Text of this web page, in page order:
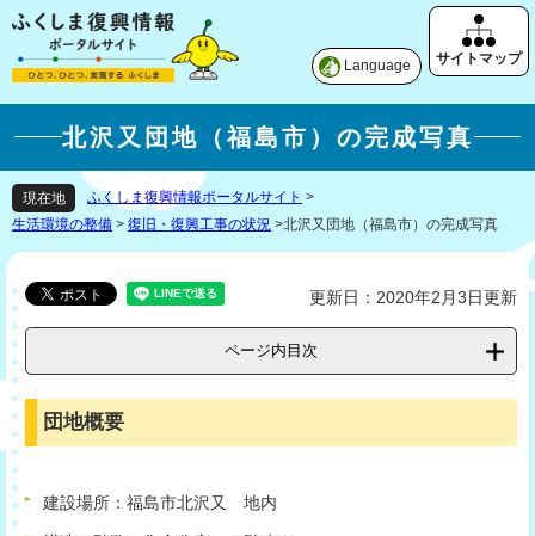
Language
北沢又団地（福島市）の完成写真
現在地 ふくしま復興情報ポータルサイト >
生活環境の整備 > 復旧・復興工事の状況 >北沢又団地（福島市）の完成写真
更新日：2020年2月3日更新
ページ内目次
団地概要
建設場所：福島市北沢又 地内